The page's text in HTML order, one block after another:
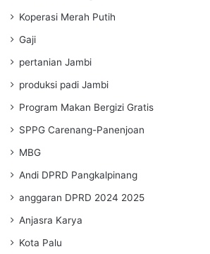
Koperasi Merah Putih
Gaji
pertanian Jambi
produksi padi Jambi
Program Makan Bergizi Gratis
SPPG Carenang-Panenjoan
MBG
Andi DPRD Pangkalpinang
anggaran DPRD 2024 2025
Anjasra Karya
Kota Palu